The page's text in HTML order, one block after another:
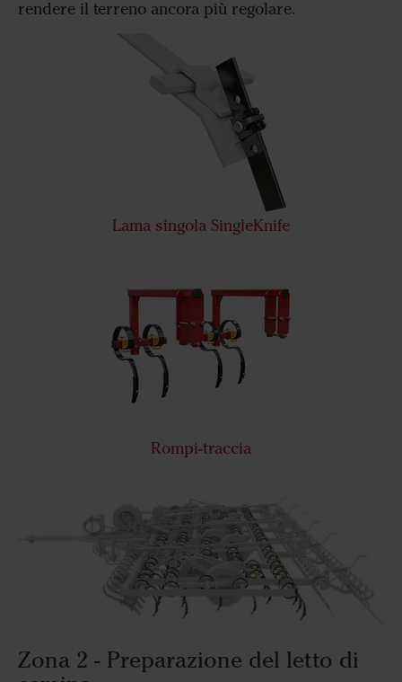
rendere il terreno ancora più regolare.
Lama singola SingleKnife
Rompi-traccia
Zona 2 - Preparazione del letto di